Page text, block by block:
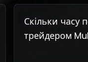
Скільки часу
трейдером